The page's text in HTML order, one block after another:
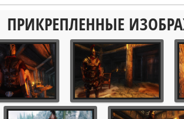
ПРИКРЕПЛЕННЫЕ